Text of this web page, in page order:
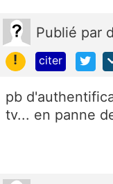
Publié par
!
citer
pb
tv... en panne